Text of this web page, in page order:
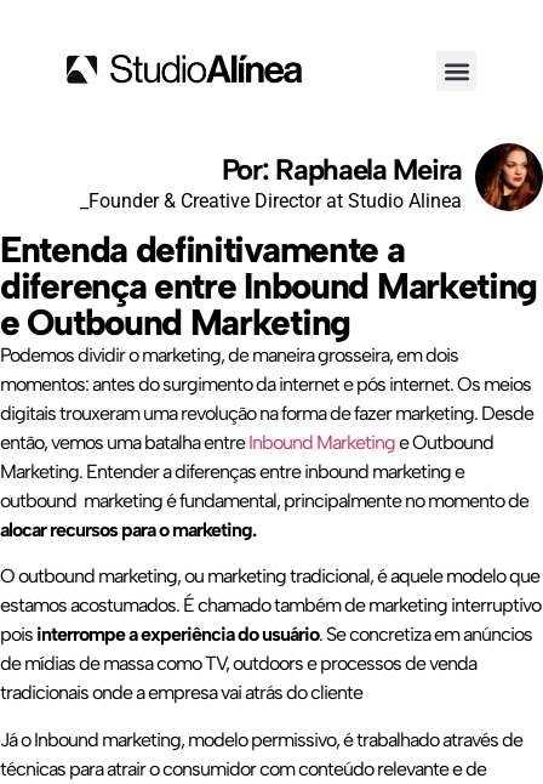
Por: Raphaela Meira
_Founder & Creative Director at Studio Alinea
Entenda definitivamente a
diferença entre Inbound Marketing
e Outbound Marketing
Podemos dividir o marketing, de maneira grosseira, em dois
momentos: antes do surgimento da internet e pós internet. Os meios
digitais trouxeram uma revolução na forma de fazer marketing. Desde
então, vemos uma batalha entreInbound Marketinge Outbound
Marketing. Entender a diferenças entre inbound marketing e
outbound marketing é fundamental, principalmente no momento de
alocar recursos para o marketing.
O outbound marketing, ou marketing tradicional, é aquele modelo que
estamos acostumados. É chamado também de marketing interruptivo
pois interrompe a experiência do usuário. Se concretiza em anúncios
de mídias de massa como TV, outdoors e processos de venda
tradicionais onde a empresa vai atrás do cliente
Já o Inbound marketing, modelo permissivo, é trabalhado através de
técnicas para atrair o consumidor com conteúdo relevante e de